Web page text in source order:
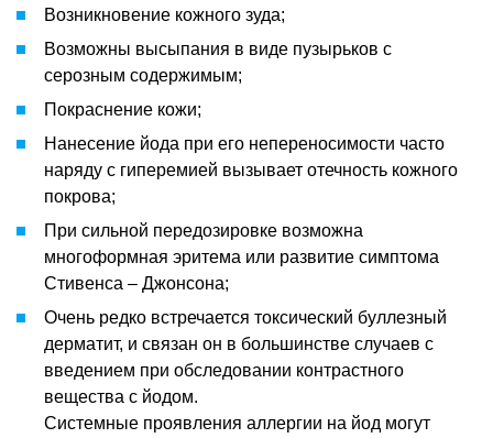
Возникновение кожного зуда;
Возможны высыпания в виде пузырьков с
серозным содержимым;
Покраснение кожи;
Нанесение йода при его непереносимости часто
наряду с гиперемией вызывает отечность кожного
покрова;
При сильной передозировке возможна
многоформная эритема или развитие симптома
Стивенса – Джонсона;
Очень редко встречается токсический буллезный
дерматит, и связан он в большинстве случаев с
введением при обследовании контрастного
вещества с йодом.
Системные проявления аллергии на йод могут